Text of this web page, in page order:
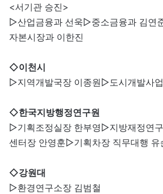
<서기관 승진>
▷산업금융과 선욱▷중소금융과 김연
자본시장과 이한진
◇이천시
▷지역개발국장 이종원▷도시개발사
◇한국지방행정연구원
▷기획조정실장 한부영▷지방재정연
센터장 안영훈▷기획차장 직무대행
◇강원대
▷환경연구소장 김범철